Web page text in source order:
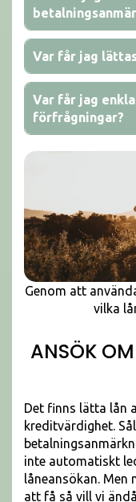
Var får jag
Var får jag
förfrågningar?
Genom att
vilka
ANSÖK
Det finns lätta lån
kreditvärdighet.
inte automatiskt
låneansökan. Men
att få så vill vi